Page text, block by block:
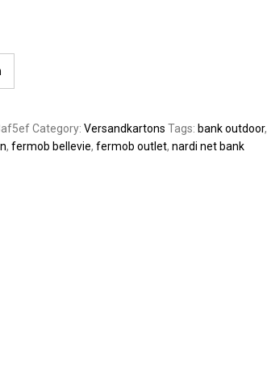
Category: Versandkartons Tags: bank outdoor,
, fermob bellevie, fermob outlet, nardi net bank